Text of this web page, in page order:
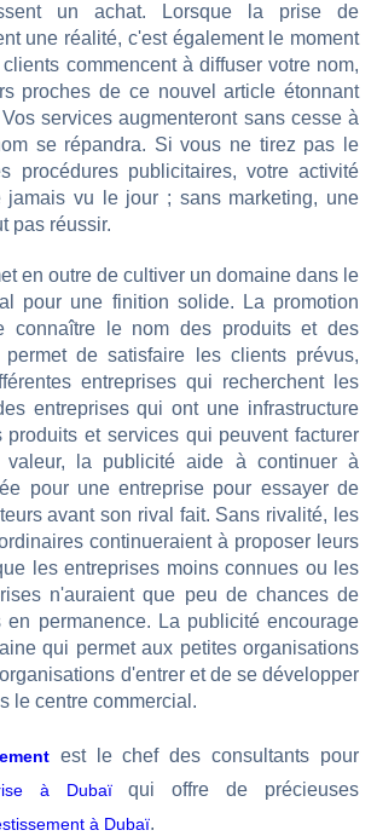
un achat. Lorsque la prise de
une réalité, c'est également le moment
commencent à diffuser votre nom,
proches de ce nouvel article étonnant
services augmenteront sans cesse à
se répandra. Si vous ne tirez pas le
procédures publicitaires, votre activité
jamais vu le jour ; sans marketing, une
pas réussir.
en outre de cultiver un domaine dans le
pour une finition solide. La promotion
connaître le nom des produits et des
de satisfaire les clients prévus,
entreprises qui recherchent les
entreprises qui ont une infrastructure
produits et services qui peuvent facturer
valeur, la publicité aide à continuer à
pour une entreprise pour essayer de
avant son rival fait. Sans rivalité, les
continueraient à proposer leurs
les entreprises moins connues ou les
n'auraient que peu de chances de
en permanence. La publicité encourage
qui permet aux petites organisations
d'entrer et de se développer
le centre commercial.
est le chef des consultants pour
à Dubaïqui offre de précieuses
à Dubaï.